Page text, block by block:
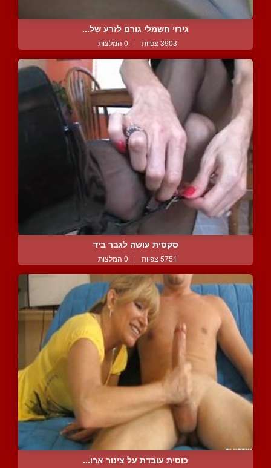
גירוי חשמלי גורם לזרע של...
3903 צפיות | 0 המלצות
סקסית עושה לגבר ביד
5751 צפיות | 0 המלצות
כוסית עובדת על צינור ארו...